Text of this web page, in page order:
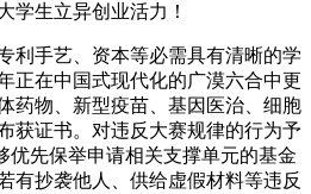
学生立异创业活力！
手艺、资本等必需具有清晰的学
正在中国式现代化的广漠六合中更
药物、新型疫苗、基因医治、细胞
获证书。对违反大赛规律的行为予
优先保举申请相关支撑单元的基金
有抄袭他人、供给虚假材料等违反